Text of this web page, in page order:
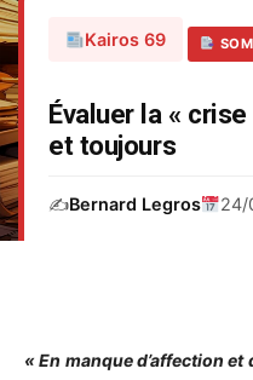
Kairos 69
Évaluer la «
et toujours
✍️Bernard Legros 24/
« En manque d’affection